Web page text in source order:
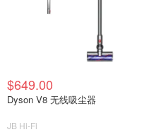
$649.00
Dyson V8 无线吸尘器
JB Hi-Fi